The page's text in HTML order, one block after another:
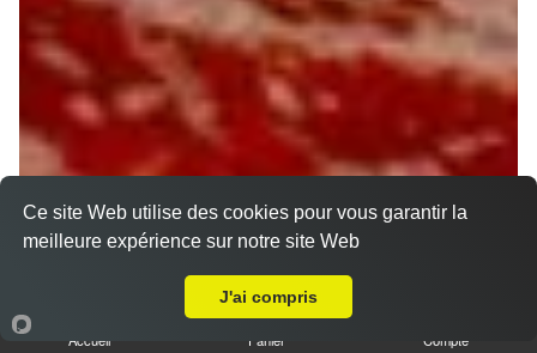
Accueil Panier Compte
Ce site Web utilise des cookies pour vous garantir la
meilleure expérience sur notre site Web
J'ai compris